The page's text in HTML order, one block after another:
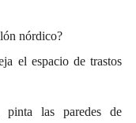
nórdico?
el espacio de trastos
pinta las paredes de